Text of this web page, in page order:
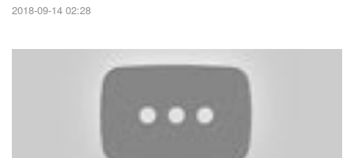
2018-09-14 02:28